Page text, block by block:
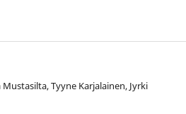
Tyyne Karjalainen, Jyrki